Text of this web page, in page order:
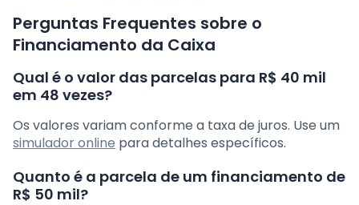
Perguntas Frequentes sobre o
Financiamento da Caixa
Qual é o valor das parcelas para R$ 40 mil
em 48 vezes?
Os valores variam conforme a taxa de juros. Use um
simulador online para detalhes específicos.
Quanto é a parcela de um financiamento de
R$ 50 mil?